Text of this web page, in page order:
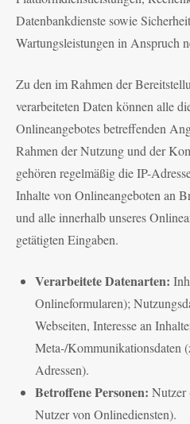
Datenbankdienste sowie
Wartungsleistungen in Anspruch
Zu den im Rahmen der
verarbeiteten Daten können alle
Onlineangebotes betreffenden
Rahmen der Nutzung und der
gehören regelmäßig die IP-
Inhalte von Onlineangeboten an
und alle innerhalb unseres
getätigten Eingaben.
Verarbeitete Datenarten:
Onlineformularen);
Webseiten, Interesse an
Meta-/Kommunikationsdaten
Adressen).
Betroffene Personen: Nutzer
Nutzer von Onlinediensten).